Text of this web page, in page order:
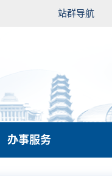
站群导航
办事服务